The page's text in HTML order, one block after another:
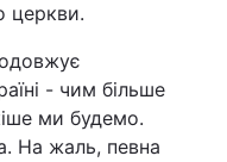
церкви.
- чим більше
ми будемо.
На жаль, певна